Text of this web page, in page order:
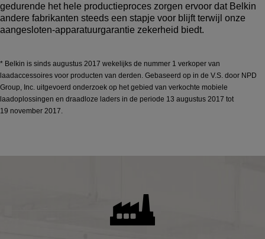
gedurende het hele productieproces zorgen ervoor dat Belkin
andere fabrikanten steeds een stapje voor blijft terwijl onze
aangesloten-apparatuurgarantie zekerheid biedt.
* Belkin is sinds augustus 2017 wekelijks de nummer 1 verkoper van
laadaccessoires voor producten van derden. Gebaseerd op in de V.S. door NPD
Group, Inc. uitgevoerd onderzoek op het gebied van verkochte mobiele
laadoplossingen en draadloze laders in de periode 13 augustus 2017 tot
19 november 2017.